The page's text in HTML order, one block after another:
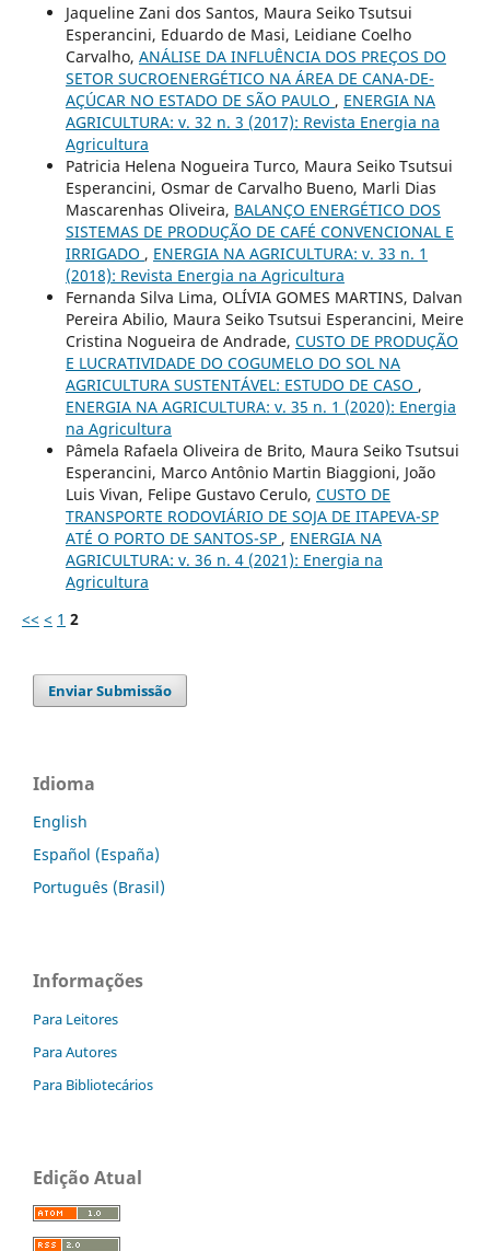
Jaqueline Zani dos Santos, Maura Seiko Tsutsui
Esperancini, Eduardo de Masi, Leidiane Coelho
Carvalho, ANÁLISE DA INFLUÊNCIA DOS PREÇOS DO
SETOR SUCROENERGÉTICO NA ÁREA DE CANA-DE-
AÇÚCAR NO ESTADO DE SÃO PAULO , ENERGIA NA
AGRICULTURA: v. 32 n. 3 (2017): Revista Energia na
Agricultura
Patricia Helena Nogueira Turco, Maura Seiko Tsutsui
Esperancini, Osmar de Carvalho Bueno, Marli Dias
Mascarenhas Oliveira, BALANÇO ENERGÉTICO DOS
SISTEMAS DE PRODUÇÃO DE CAFÉ CONVENCIONAL E
IRRIGADO , ENERGIA NA AGRICULTURA: v. 33 n. 1
(2018): Revista Energia na Agricultura
Fernanda Silva Lima, OLÍVIA GOMES MARTINS, Dalvan
Pereira Abilio, Maura Seiko Tsutsui Esperancini, Meire
Cristina Nogueira de Andrade, CUSTO DE PRODUÇÃO
E LUCRATIVIDADE DO COGUMELO DO SOL NA
AGRICULTURA SUSTENTÁVEL: ESTUDO DE CASO ,
ENERGIA NA AGRICULTURA: v. 35 n. 1 (2020): Energia
na Agricultura
Pâmela Rafaela Oliveira de Brito, Maura Seiko Tsutsui
Esperancini, Marco Antônio Martin Biaggioni, João
Luis Vivan, Felipe Gustavo Cerulo, CUSTO DE
TRANSPORTE RODOVIÁRIO DE SOJA DE ITAPEVA-SP
ATÉ O PORTO DE SANTOS-SP , ENERGIA NA
AGRICULTURA: v. 36 n. 4 (2021): Energia na
Agricultura
<< < 1 2
Enviar Submissão
Idioma
English
Español (España)
Português (Brasil)
Informações
Para Leitores
Para Autores
Para Bibliotecários
Edição Atual